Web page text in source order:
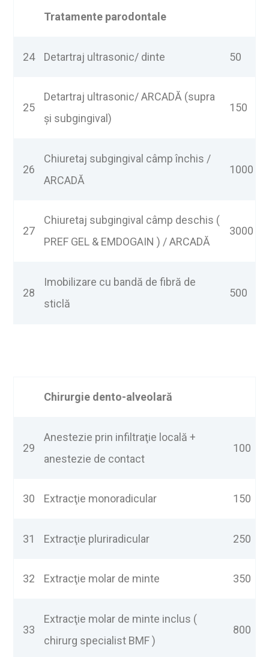
Tratamente parodontale
24 Detartraj ultrasonic/ dinte 50
25
Detartraj ultrasonic/ ARCADĂ (supra
și subgingival)
150
26
Chiuretaj subgingival câmp închis /
ARCADĂ
1000
27
Chiuretaj subgingival câmp deschis (
PREF GEL & EMDOGAIN ) / ARCADĂ
3000
28
Imobilizare cu bandă de fibră de
sticlă
500
Chirurgie dento-alveolară
29
Anestezie prin infiltraţie locală +
anestezie de contact
100
30 Extracţie monoradicular 150
31 Extracţie pluriradicular 250
32 Extracţie molar de minte 350
33
Extracţie molar de minte inclus (
chirurg specialist BMF )
800